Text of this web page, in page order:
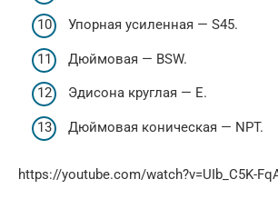
Упорная усиленная — S45.
Дюймовая — BSW.
Эдисона круглая — E.
Дюймовая коническая — NPT.
https://youtube.com/watch?v=UIb_C5K-